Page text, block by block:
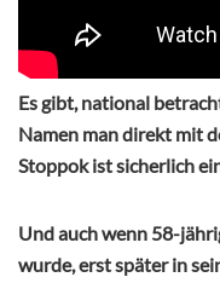
Es gibt, national
Namen man direkt mit
Stoppok ist sicherlich
Und auch wenn 58-
wurde, erst später in